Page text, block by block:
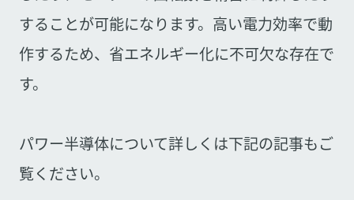
することが可能になります。高い電力効率で動
作するため、省エネルギー化に不可欠な存在で
す。
パワー半導体について詳しくは下記の記事もご
覧ください。